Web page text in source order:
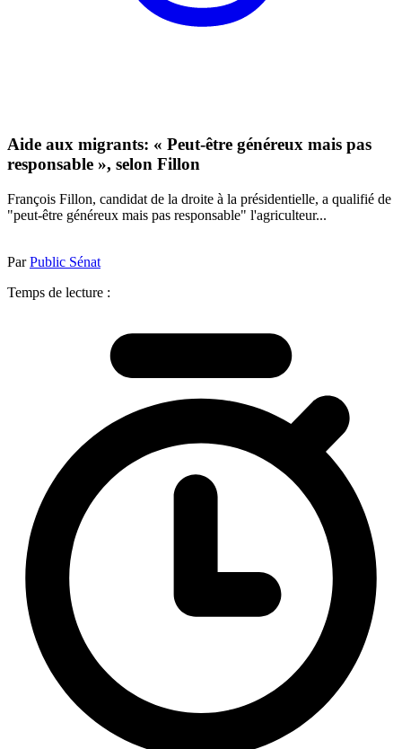
Aide aux migrants: « Peut-être généreux mais pas
responsable », selon Fillon
François Fillon, candidat de la droite à la présidentielle, a qualifié de
"peut-être généreux mais pas responsable" l'agriculteur...
ParPublic Sénat
Temps de lecture :